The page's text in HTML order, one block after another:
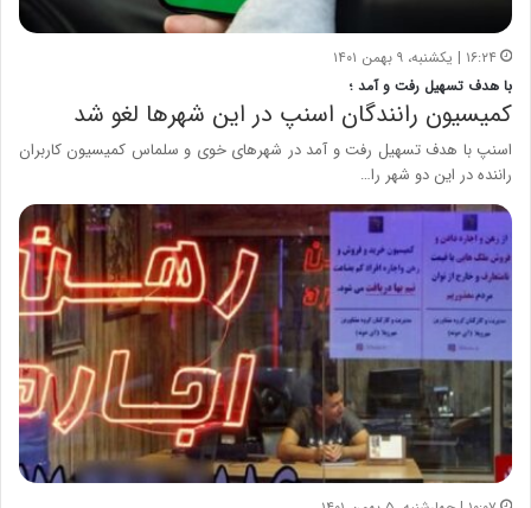
۱۶:۲۴ | یکشنبه، ۹ بهمن ۱۴۰۱
با هدف تسهیل رفت و آمد ؛
کمیسیون رانندگان اسنپ در این شهرها لغو شد
اسنپ با هدف تسهیل رفت و آمد در شهرهای خوی و سلماس کمیسیون کاربران
راننده در این دو شهر را…